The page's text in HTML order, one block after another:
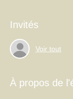
Invités
Voir tout
À propos de